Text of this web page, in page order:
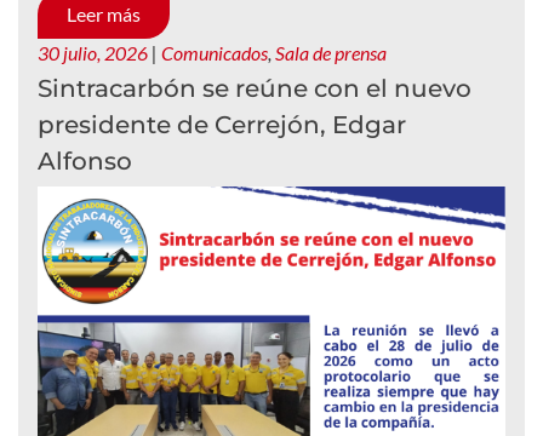
Leer más
30 julio, 2026 | Comunicados Sala de prensa
Sintracarbón se reúne con el nuevo
presidente de Cerrejón, Edgar
Alfonso